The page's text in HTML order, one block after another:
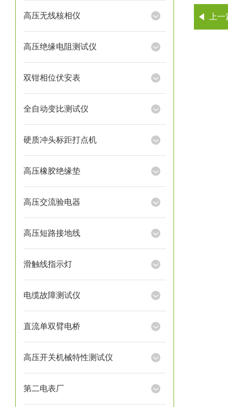
高压无线核相仪
高压绝缘电阻测试仪
双钳相位伏安表
全自动变比测试仪
硬质冲头标距打点机
高压橡胶绝缘垫
高压交流验电器
高压短路接地线
滑触线指示灯
电缆故障测试仪
直流单双臂电桥
高压开关机械特性测试仪
第二电表厂
上